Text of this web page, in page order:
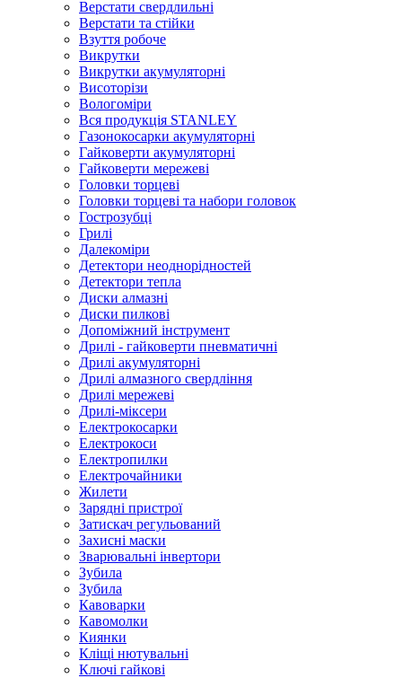
Верстати свердлильні
Верстати та стійки
Взуття робоче
Викрутки
Викрутки акумуляторні
Висоторізи
Вологоміри
Вся продукція STANLEY
Газонокосарки акумуляторні
Гайковерти акумуляторні
Гайковерти мережеві
Головки торцеві
Головки торцеві та набори головок
Гострозубці
Грилі
Далекоміри
Детектори неоднорідностей
Детектори тепла
Диски алмазні
Диски пилкові
Допоміжний інструмент
Дрилі - гайковерти пневматичні
Дрилі акумуляторні
Дрилі алмазного свердління
Дрилі мережеві
Дрилі-міксери
Електрокосарки
Електрокоси
Електропилки
Електрочайники
Жилети
Зарядні пристрої
Затискач регульований
Захисні маски
Зварювальні інвертори
Зубила
Зубила
Кавоварки
Кавомолки
Киянки
Кліщі нютувальні
Ключі гайкові